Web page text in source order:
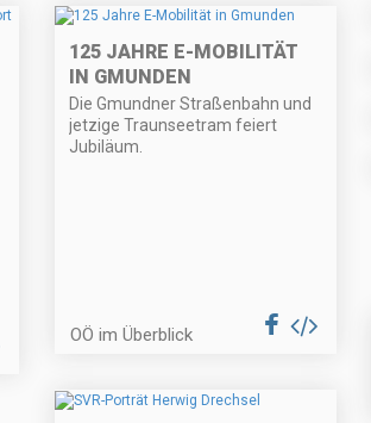
125 JAHRE E-MOBILITÄT
IN GMUNDEN
Die Gmundner Straßenbahn und
jetzige Traunseetram feiert
Jubiläum.
OÖ im Überblick